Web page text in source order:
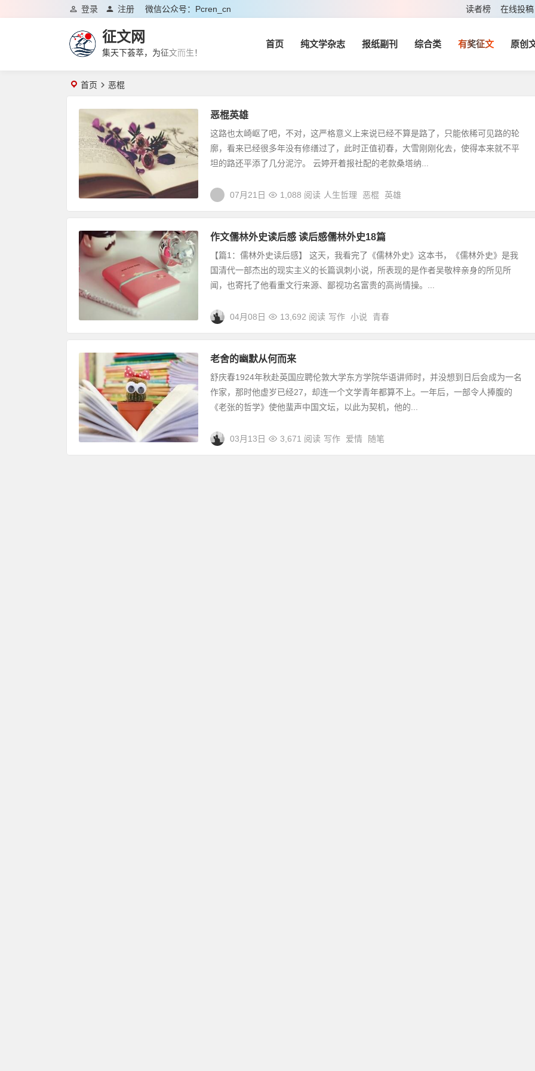
微信公众号：pcren_cn
登录 注册 读者榜 在线投稿
征文网
集天下荟萃，为征文而生！
首页 纯文学杂志 报纸副刊 综合类 有奖征文 原创
首页 恶棍
恶棍英雄
这路也太崎岖了吧，不对，这严格意义上来说已经不算是路了，只能依稀可见路的轮
廓，看来已经很多年没有修缮过了，此时正值初春，大雪刚刚化去，使得本来就不平
坦的路还平添了几分泥泞。 云婷开着报社配的老款桑塔纳...
07月21日 1,088 阅读 人生哲理 恶棍 英雄
作文儒林外史读后感 读后感儒林外史18篇
【篇1：儒林外史读后感】 这天，我看完了《儒林外史》这本书，《儒林外史》是我
国清代一部杰出的现实主义的长篇讽刺小说，所表现的是作者吴敬梓亲身的所见所
闻，也寄托了他看重文行来源、鄙视功名富贵的高尚情操。...
04月08日 13,692 阅读 写作 小说 青春
老舍的幽默从何而来
舒庆春1924年秋赴英国应聘伦敦大学东方学院华语讲师时，并没想到日后会成为一名
作家，那时他虚岁已经27，却连一个文学青年都算不上。一年后，一部令人捧腹的
《老张的哲学》使他蜚声中国文坛，以此为契机，他的...
03月13日 3,671 阅读 写作 爱情 随笔